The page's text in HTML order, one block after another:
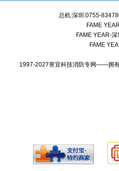
总机:深圳:0755-
FAME
FAME YEAR-
FAME
1997-2027誉宜科技消防专网——拥有